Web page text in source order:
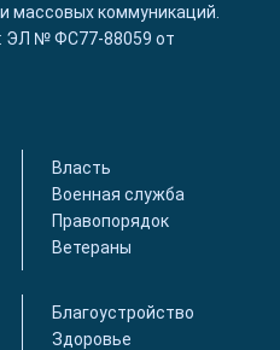
массовых коммуникаций.
ЭЛ № ФС77-88059 от
Власть
Военная служба
Правопорядок
Ветераны
Благоустройство
Здоровье